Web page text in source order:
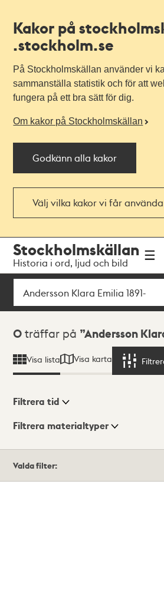
Kakor på
.stockholm.se
På Stockholmskällan använder vi
sammanställa statistik och för att
fungera på ett bra sätt för dig.
Om kakor på Stockholmskällan
Godkänn alla kakor
Välj vilka kakor vi får använda
navigationen
huvudinnehållet
Stockholmskällan
Historia i ord, ljud och bild
Sök
Sökresultat
0 träffar på Andersson
Visa lista Visa karta
Visningsläge
Filtrera tid
Filtrera materialtyper
träffar
Valda filter: